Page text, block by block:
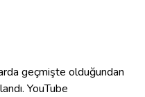
geçmişte olduğundan
YouTube